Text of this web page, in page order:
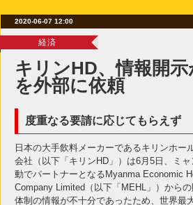
2020-06-07 12:00
経済
キリンHD、情報開
を外部に依頼
度重なる要請に応じてもらえず
日本の大手飲料メーカーであるキリンホー
会社（以下「キリンHD」）は6月5日、ミ
動でパートナーとなるMyanma Economic
Company Limited（以下「MEHL」）から
体制の情報が不十分であったため、世界最